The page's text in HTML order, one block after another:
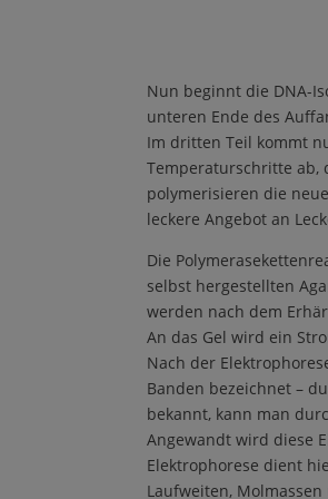
Nun beginnt die DNA-
unteren Ende des
Im dritten Teil kommt
Temperaturschritte ab,
polymerisieren die
leckere Angebot an
Die
selbst hergestellten
werden nach dem
An das Gel wird ein
Nach der
Banden bezeichnet –
bekannt, kann man
Angewandt wird diese
Elektrophorese dient
Laufweiten,